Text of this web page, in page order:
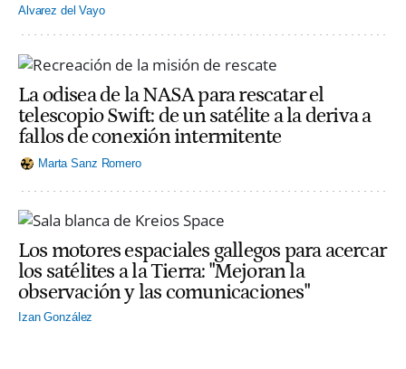
Alvarez del Vayo
La odisea de la NASA para rescatar el
telescopio Swift: de un satélite a la deriva a
fallos de conexión intermitente
Marta Sanz Romero
Los motores espaciales gallegos para acercar
los satélites a la Tierra: "Mejoran la
observación y las comunicaciones"
Izan González